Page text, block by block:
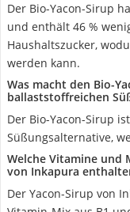
Der Bio-Yacon-Sirup
und enthält 46 %
Haushaltszucker,
werden kann.
Was macht den Bio-
ballaststoffreichen
Der Bio-Yacon-Sirup
Süßungsalternative,
Welche Vitamine und
von Inkapura
Der Yacon-Sirup von